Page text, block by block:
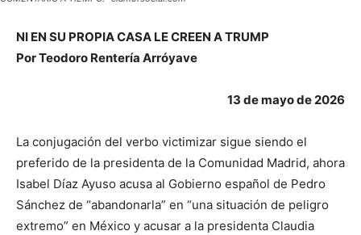
NI EN SU PROPIA CASA LE CREEN A TRUMP
Por Teodoro Rentería Arróyave
13 de mayo de 2026
La conjugación del verbo victimizar sigue siendo el
preferido de la presidenta de la Comunidad Madrid, ahora
Isabel Díaz Ayuso acusa al Gobierno español de Pedro
Sánchez de “abandonarla” en “una situación de peligro
extremo” en México y acusar a la presidenta Claudia